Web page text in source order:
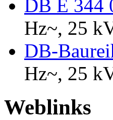
DB E 344
Hz~, 25
DB-
Hz~, 25
Weblinks